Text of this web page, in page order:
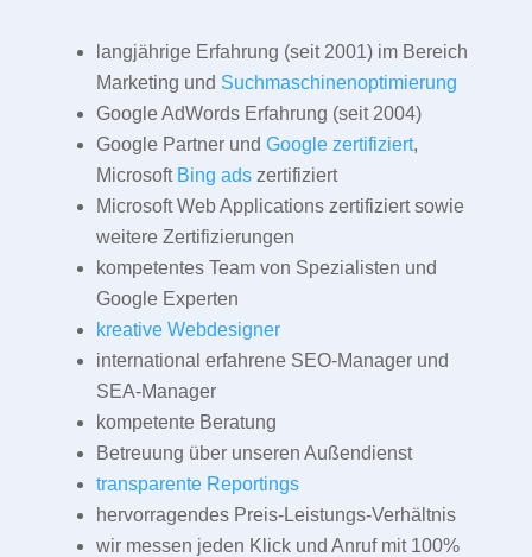
langjährige Erfahrung (seit 2001) im Bereich
Marketing und Suchmaschinenoptimierung
Google AdWords Erfahrung (seit 2004)
Google Partner und Google zertifiziert,
Microsoft Bing adszertifiziert
Microsoft Web Applications zertifiziert sowie
weitere Zertifizierungen
kompetentes Team von Spezialisten und
Google Experten
kreative Webdesigner
international erfahrene SEO-Manager und
SEA-Manager
kompetente Beratung
Betreuung über unseren Außendienst
transparente Reportings
hervorragendes Preis-Leistungs-Verhältnis
wir messen jeden Klick und Anruf mit 100%